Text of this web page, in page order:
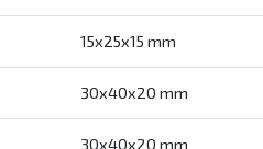
15x25x15 mm
30x40x20 mm
30x40x20 mm